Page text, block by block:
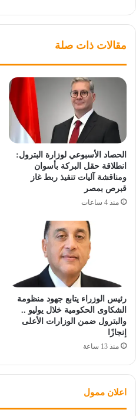
مقالات ذات صلة
الحصاد الأسبوعي لوزارة البترول:
انطلاقة حقل البركة بأسوان
ومناقشة آليات تنفيذ ربط غاز
قبرص بمصر
منذ 4 ساعات
رئيس الوزراء يتابع جهود منظومة
الشكاوى الحكومية خلال يوليو ..
والبترول ضمن الوزارات الأعلى
إنجازًا
منذ 13 ساعة
اعلان ممول